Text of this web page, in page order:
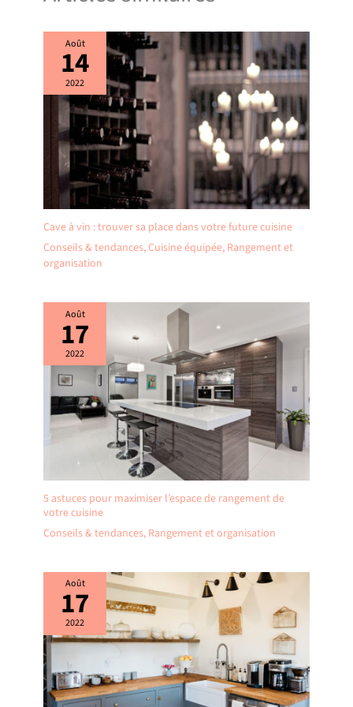
Août
14
2022
Cave à vin : trouver sa place dans votre future cuisine
Conseils & tendances,Cuisine équipée, Rangement et
organisation
Août
17
2022
5 astuces pour maximiser l’espace de rangement de
votre cuisine
Conseils & tendances, Rangement et organisation
Août
17
2022